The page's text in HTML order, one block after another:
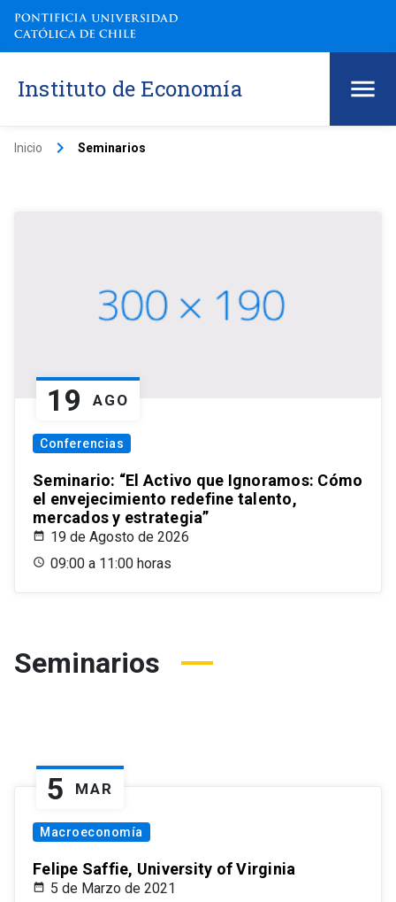
Instituto de Economía
Inicio keyboard_arrow_right Seminarios
19 AGO
Conferencias
Seminario: “El Activo que Ignoramos: Cómo
el envejecimiento redefine talento,
mercados y estrategia”
19 de Agosto de 2026
09:00 a 11:00 horas
Seminarios
5 MAR
Macroeconomía
Felipe Saffie, University of Virginia
5 de Marzo de 2021